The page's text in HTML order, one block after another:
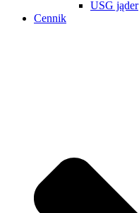
USG jąder
Cennik